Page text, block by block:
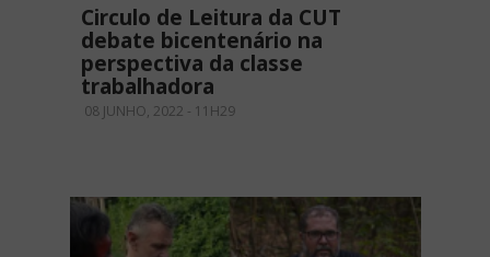
Circulo de Leitura da CUT
debate bicentenário na
perspectiva da classe
trabalhadora
08 JUNHO, 2022 - 11H29